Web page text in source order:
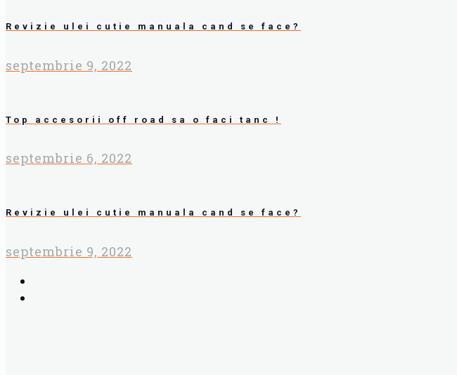
Revizie ulei cutie manuala cand se face?
septembrie 9, 2022
Top accesorii off road sa o faci tanc !
septembrie 6, 2022
Revizie ulei cutie manuala cand se face?
septembrie 9, 2022